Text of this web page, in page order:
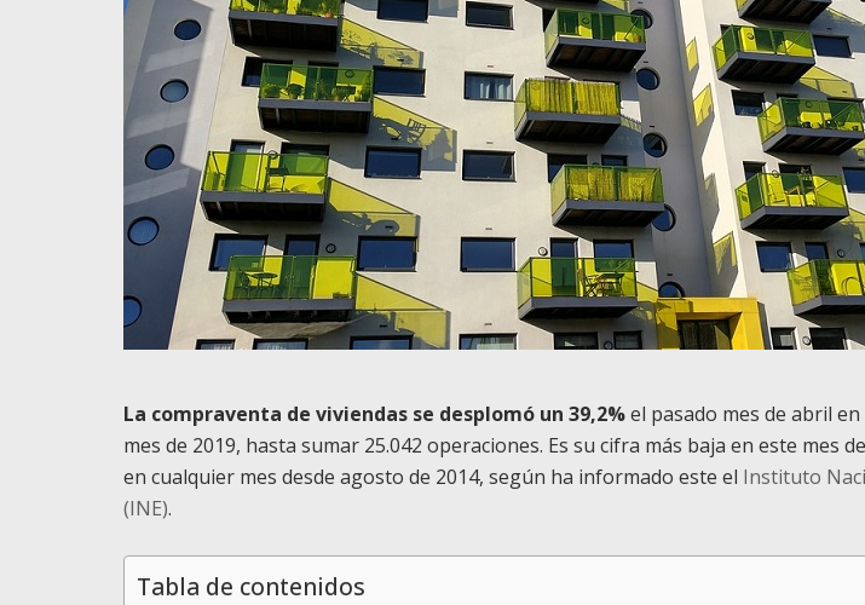
La compraventa de viviendas se desplomó un 39,2%el pasado mes de abril
mes de 2019, hasta sumar 25.042 operaciones. Es su cifra más baja en este mes
en cualquier mes desde agosto de 2014, según ha informado este el Instituto
(INE).
Tabla de contenidos